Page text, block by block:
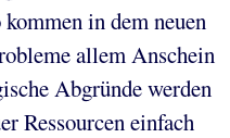
in dem neuen
allem Anschein
Abgründe werden
Ressourcen einfach